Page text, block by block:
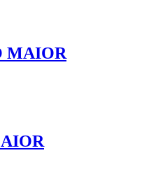
MAIOR